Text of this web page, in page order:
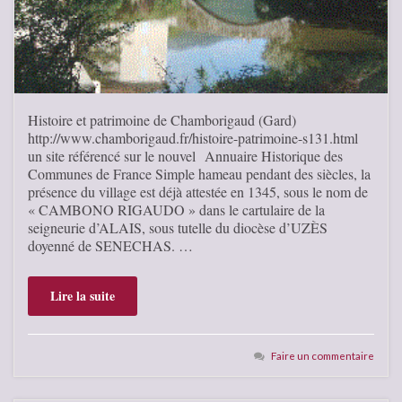
Histoire et patrimoine de Chamborigaud (Gard)
http://www.chamborigaud.fr/histoire-patrimoine-s131.html
un site référencé sur le nouvel Annuaire Historique des
Communes de France Simple hameau pendant des siècles, la
présence du village est déjà attestée en 1345, sous le nom de
« CAMBONO RIGAUDO » dans le cartulaire de la
seigneurie d’ALAIS, sous tutelle du diocèse d’UZÈS
doyenné de SENECHAS. …
Lire la suite
Faire un commentaire